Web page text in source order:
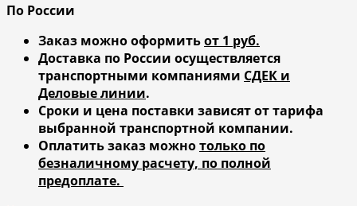
По России
Заказ можно оформитьот 1 руб.
Доставка по России осуществляется
транспортными компаниями СДЕК и
Деловые линии.
Сроки и цена поставки зависят от тарифа
выбранной транспортной компании.
Оплатить заказ можнотолько по
безналичному расчету, по полной
предоплате.